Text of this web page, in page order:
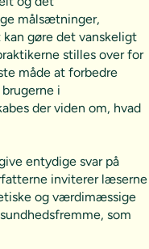
målsætninger,
gøre det vanskeligt
stilles over for
måde at forbedre
brugerne i
der viden om, hvad
entydige svar på
inviterer læserne
og værdimæssige
som